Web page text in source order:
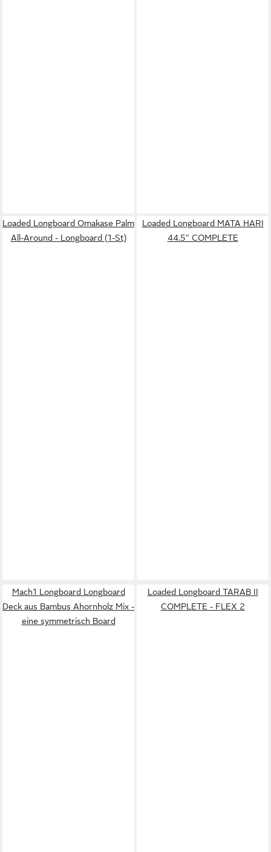
Loaded Longboard Omakase Palm
All-Around - Longboard (1-St)
Loaded Longboard MATA HARI
44.5" COMPLETE
Mach1 Longboard Longboard
Deck aus Bambus Ahornholz Mix -
eine symmetrisch Board
Loaded Longboard TARAB II
COMPLETE - FLEX 2